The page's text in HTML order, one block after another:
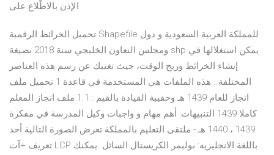
الإذن بالاطّلاع على
تحميل الخرائط الرقمية Shapefile للمملكة العربية السعودية و دول
ومجلس التعاون الخليجي سنة 2018 بصيغة shp يمكن استغلالها في
إنشاء الخرائط وربح الوقت، حيث تغنيك عن رسم هذه العناصر
المختلفة.. هذه الملفات هي المستخدمة في قاعدة 1 تحميل ملف
انجاز للعام 1439 هـ وحقيبة القيادة بالقيم : 1.1 ملف انجاز المعلم
كاملا 1439 التنبيهات: أهم مهام و واجبات وكيل المدرسة في مفكرة
1439 ، 1440 هـ - ملتقى التعليم بالمملكة تعرض الصورة التالية أحد
تعريف +آت LCP باللغة الانجليزيه: بوليمر الكريستال السائل. يمكنك